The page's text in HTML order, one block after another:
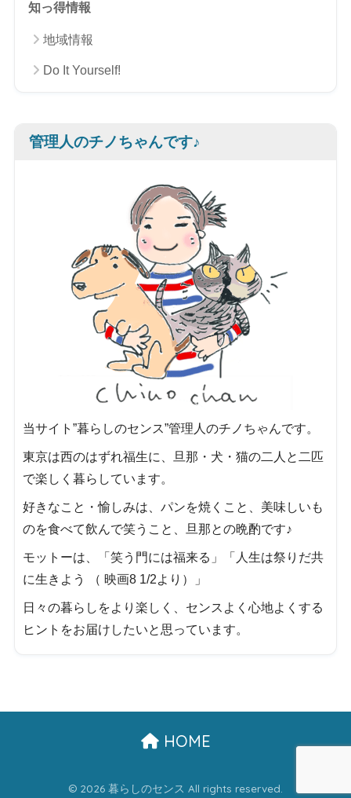
知っ得情報
地域情報
Do It Yourself!
管理人のチノちゃんです♪
当サイト”暮らしのセンス”管理人のチノちゃんです。
東京は西のはずれ福生に、旦那・犬・猫の二人と二匹
で楽しく暮らしています。
好きなこと・愉しみは、パンを焼くこと、美味しいも
のを食べて飲んで笑うこと、旦那との晩酌です♪
モットーは、「笑う門には福来る」「人生は祭りだ共
に生きよう （ 映画8 1/2より）」
日々の暮らしをより楽しく、センスよく心地よくする
ヒントをお届けしたいと思っています。
HOME
© 2026 暮らしのセンス All rights reserved.